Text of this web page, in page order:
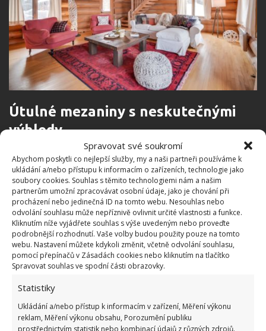
Spravovat své soukromí
Abychom poskytli co nejlepší služby, my a naši partneři používáme k
ukládání a/nebo přístupu k informacím o zařízeních, technologie jako
soubory cookies. Souhlas s těmito technologiemi nám a našim
partnerům umožní zpracovávat osobní údaje, jako je chování při
procházení nebo jedinečná ID na tomto webu. Nesouhlas nebo
odvolání souhlasu může nepříznivě ovlivnit určité vlastnosti a funkce.
Kliknutím níže vyjádřete souhlas s výše uvedeným nebo proveďte
podrobnější rozhodnutí. Vaše volby budou použity pouze na tomto
webu. Nastavení můžete kdykoli změnit, včetně odvolání souhlasu,
pomocí přepínačů v Zásadách cookies nebo kliknutím na tlačítko
Spravovat souhlas ve spodní části obrazovky.
Statistiky
Ukládání a/nebo přístup k informacím v zařízení, Měření výkonu
reklam, Měření výkonu obsahu, Porozumění publiku
prostřednictvím statistik nebo kombinací údajů z různých zdrojů.
Útulné mezaniny s neskutečnými
výhledy
V mezaninu se nachází ložnice, která je od schodiště
oddělena závěsy, které přispívají k většímu
soukromí. Z oken ložnice se nabízí neskutečný výhled
na jezero. Útulnosti ložnice přispívá také světlé
dřevo, které najdeme na jejích stěnách, stropě i v
podlaze.